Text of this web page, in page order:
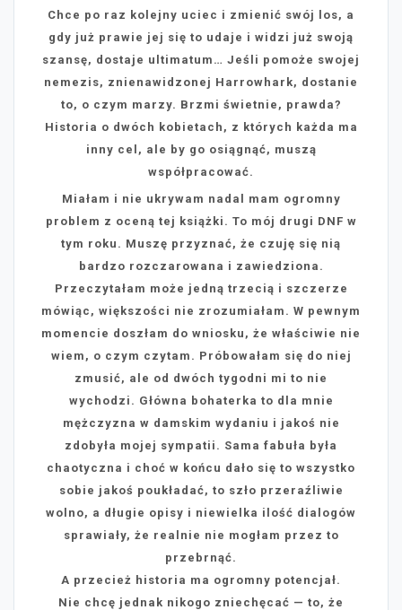
Chce po raz kolejny uciec i zmienić swój los, a
gdy już prawie jej się to udaje i widzi już swoją
szansę, dostaje ultimatum… Jeśli pomoże swojej
nemezis, znienawidzonej Harrowhark, dostanie
to, o czym marzy. Brzmi świetnie, prawda?
Historia o dwóch kobietach, z których każda ma
inny cel, ale by go osiągnąć, muszą
współpracować.
Miałam i nie ukrywam nadal mam ogromny
problem z oceną tej książki. To mój drugi DNF w
tym roku. Muszę przyznać, że czuję się nią
bardzo rozczarowana i zawiedziona.
Przeczytałam może jedną trzecią i szczerze
mówiąc, większości nie zrozumiałam. W pewnym
momencie doszłam do wniosku, że właściwie nie
wiem, o czym czytam. Próbowałam się do niej
zmusić, ale od dwóch tygodni mi to nie
wychodzi. Główna bohaterka to dla mnie
mężczyzna w damskim wydaniu i jakoś nie
zdobyła mojej sympatii. Sama fabuła była
chaotyczna i choć w końcu dało się to wszystko
sobie jakoś poukładać, to szło przeraźliwie
wolno, a długie opisy i niewielka ilość dialogów
sprawiały, że realnie nie mogłam przez to
przebrnąć.
A przecież historia ma ogromny potencjał.
Nie chcę jednak nikogo zniechęcać — to, że